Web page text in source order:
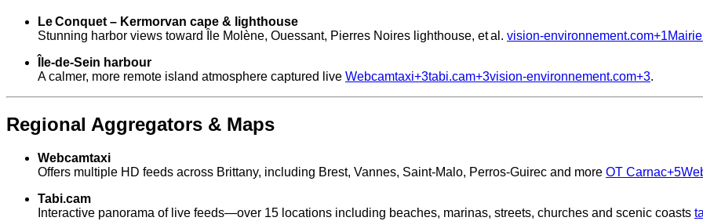
Le Conquet – Kermorvan cape & lighthouse
Stunning harbor views toward Île Molène, Ouessant, Pierres Noires lighthouse, et al. vision-environnement.com+1
Île‑de‑Sein harbour
A calmer, more remote island atmosphere captured live Webcamtaxi+3tabi.cam+3vision-environnement.com+3.
Regional Aggregators & Maps
Webcamtaxi
Offers multiple HD feeds across Brittany, including Brest, Vannes, Saint‑Malo, Perros‑Guirec and more OT Carnac+5
Tabi.cam
Interactive panorama of live feeds—over 15 locations including beaches, marinas, streets, churches and scenic coasts